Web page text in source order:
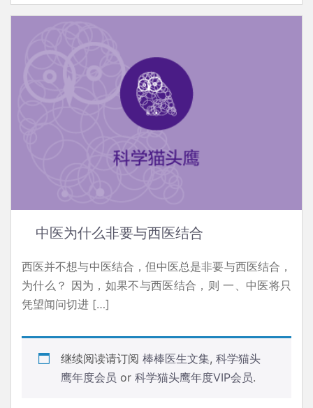
中医为什么非要与西医结合
西医并不想与中医结合，但中医总是非要与西医结合，
为什么？ 因为，如果不与西医结合，则 一、中医将只
凭望闻问切进 […]
继续阅读请订阅 棒棒医生文集, 科学猫头
鹰年度会员 or 科学猫头鹰年度VIP会员.